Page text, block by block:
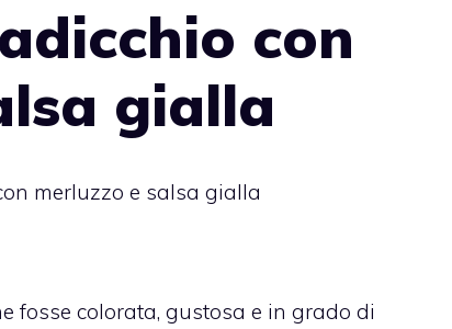
con
gialla
merluzzo e salsa gialla
fosse colorata, gustosa e in grado di